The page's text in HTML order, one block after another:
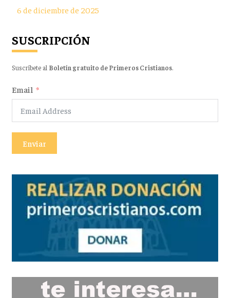
6 de diciembre de 2025
SUSCRIPCIÓN
Suscríbete al Boletín gratuito de Primeros Cristianos.
Email
Enviar